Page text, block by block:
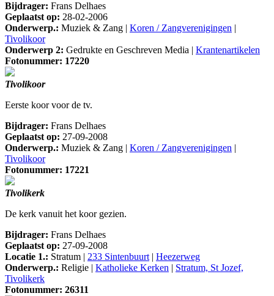
Bijdrager: Frans Delhaes
Geplaatst op: 28-02-2006
Onderwerp.: Muziek & Zang | Koren / Zangverenigingen |
Tivolikoor
Onderwerp 2: Gedrukte en Geschreven Media | Krantenartikelen
Fotonummer: 17220
Tivolikoor
Eerste koor voor de tv.
Bijdrager: Frans Delhaes
Geplaatst op: 27-09-2008
Onderwerp.: Muziek & Zang | Koren / Zangverenigingen |
Tivolikoor
Fotonummer: 17221
Tivolikerk
De kerk vanuit het koor gezien.
Bijdrager: Frans Delhaes
Geplaatst op: 27-09-2008
Locatie 1.: Stratum | 233 Sintenbuurt | Heezerweg
Onderwerp.: Religie | Katholieke Kerken | Stratum, St Jozef,
Tivolikerk
Fotonummer: 26311